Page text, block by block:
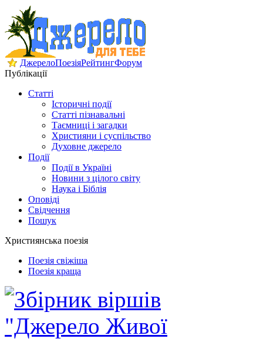
ДжерелоПоезіяРейтингФорум
Публікації
Статті
Історичні події
Статті пізнавальні
Таємниці і загадки
Християни і суспільство
Духовне джерело
Події
Події в Україні
Новини з цілого світу
Наука і Біблія
Оповіді
Свідчення
Пошук
Християнська поезія
Поезія свіжіша
Поезія краща